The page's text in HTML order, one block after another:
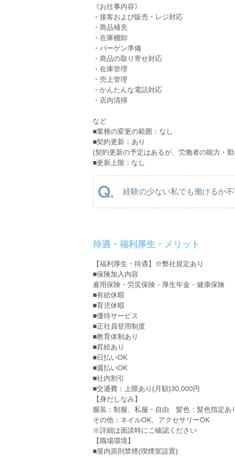
《お仕事内容》
・接客および販売・レジ対応
・商品補充
・在庫棚卸
・バーゲン準備
・商品の取り寄せ対応
・在庫管理
・売上管理
・かんたんな電話対応
・店内清掃
など
■業務の変更の範囲：なし
■契約更新：あり
(契約更新の予定はあるが、労働者の能力・
■更新上限：なし
経験の少ない私でも働けるか
待遇・福利厚生・メリット
【福利厚生・待遇】※弊社規定あり
■保険加入内容
雇用保険・労災保険・厚生年金・健康保険
■有給休暇
■育児休暇
■優待サービス
■正社員登用制度
■教育体制あり
■昇給あり
■日払いOK
■週払いOK
■社内割引
■交通費：上限あり(月額)30,000円
【身だしなみ】
服装：制服、私服・自由 髪色：髪色指定
その他：ネイルOK、アクセサリーOK
※詳細は面談時にご確認ください
【職場環境】
■屋内原則禁煙(喫煙室設置)